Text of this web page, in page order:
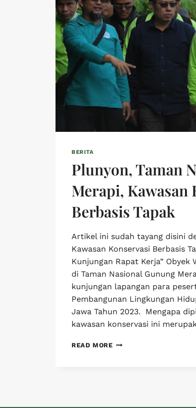
BERITA
Plunyon, Taman
Merapi, Kawasan
Berbasis Tapak
Artikel ini sudah tayang disini
Kawasan Konservasi Berbasis
Kunjungan Rapat Kerja” Obyek
di Taman Nasional Gunung
kunjungan lapangan para
Pembangunan Lingkungan
Jawa Tahun 2023. Mengapa
kawasan konservasi ini
READ MORE